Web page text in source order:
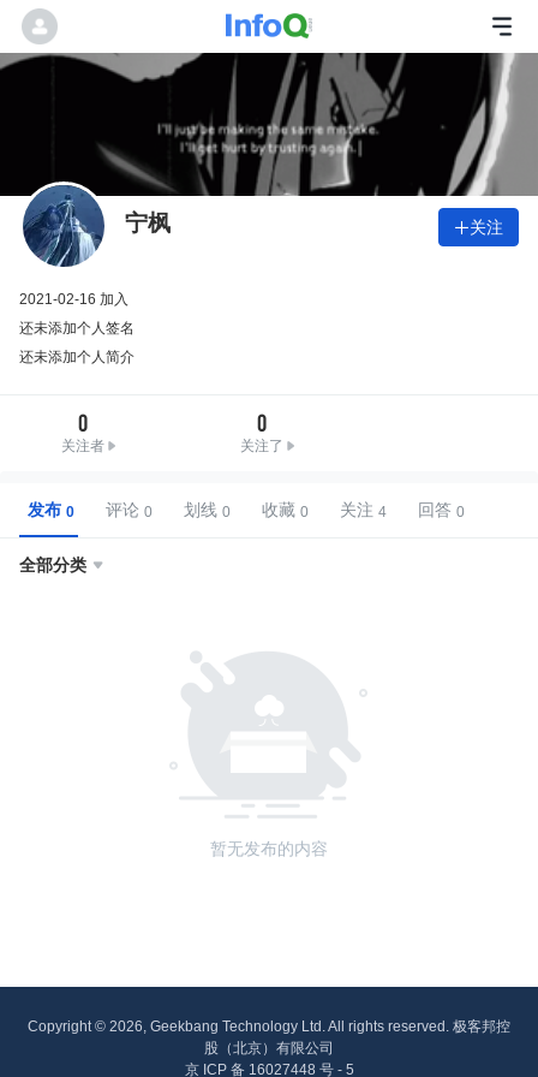
宁枫 关注
2021-02-16 加入
还未添加个人签名
还未添加个人简介
0
关注者
0
关注了
发布 评论 划线 收藏 关注 回答
全部分类 
暂无发布的内容
Copyright © 2026, Geekbang Technology Ltd. All rights reserved. 极客邦控
股（北京）有限公司
京 ICP 备 16027448 号 - 5